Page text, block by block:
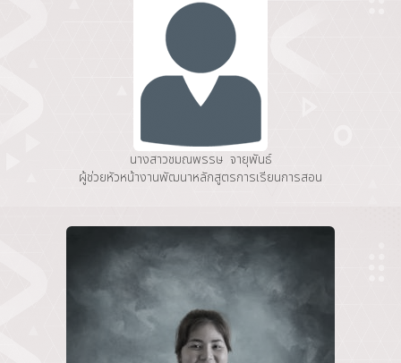
นางสาวชมณพรรษ จายุพันธ์
ผู้ช่วยหัวหน้างานพัฒนาหลักสูตรการเรียนการสอน